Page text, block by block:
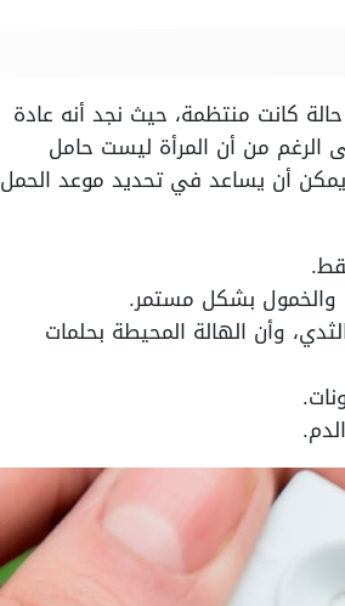
كانت منتظمة، حيث نجد أنه عادة
الرغم من أن المرأة ليست حامل
أن يساعد في تحديد موعد الحمل
والخمول بشكل مستمر.
وأن الهالة المحيطة بحلمات